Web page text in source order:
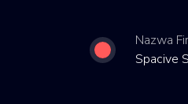
Nazwa
Spacive